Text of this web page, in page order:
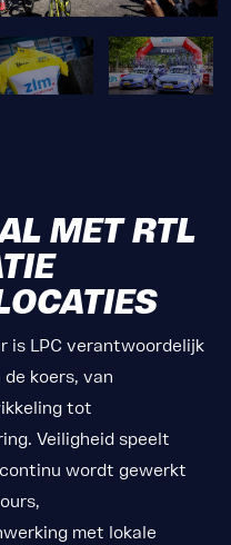
MET RTL
is LPC verantwoordelijk
koers, van
tot
Veiligheid speelt
wordt gewerkt
met lokale